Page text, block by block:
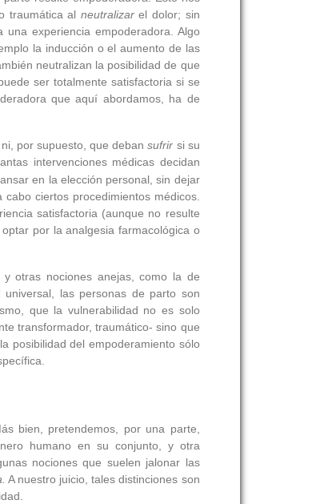
traumática al neutralizarel dolor; sin
experiencia empoderadora. Algo
la inducción o el aumento de las
neutralizan la posibilidad de que
ser totalmente satisfactoria si se
que aquí abordamos, ha de
por supuesto, que debansufrir si su
intervenciones médicas decidan
en la elección personal, sin dejar
ciertos procedimientos médicos.
satisfactoria (aunque no resulte
por la analgesia farmacológica o
otras nociones anejas, como la de
las personas de parto son
que la vulnerabilidad no es solo
transformador, traumático- sino que
posibilidad del empoderamiento sólo
bien, pretendemos, por una parte,
humano en su conjunto, y otra
nociones que suelen jalonar las
A nuestro juicio, tales distinciones son